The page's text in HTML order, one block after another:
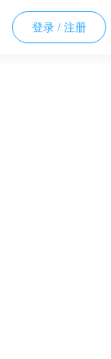
登录 / 注册